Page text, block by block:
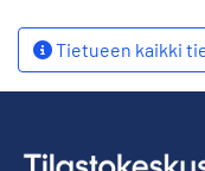
Tietueen kaikki